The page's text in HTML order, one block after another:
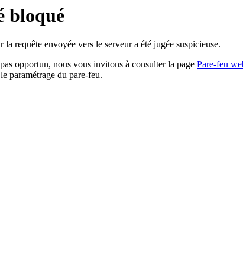
bloqué
requête envoyée vers le serveur a été jugée suspicieuse.
opportun, nous vous invitons à consulter la page Pare-feu
paramétrage du pare-feu.